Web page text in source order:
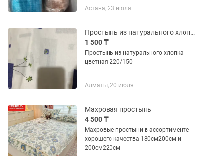
Астана, 23 июля
Простынь из натурального хлопка 220/150
1 500 ₸
Простынь из натурального хлопка
цветная 220/150
Алматы, 20 июля
Махровая простынь
4 500 ₸
Махровые простыни в ассортименте
хорошего качества 180см200см и
200см220см